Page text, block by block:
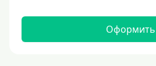
Оформить